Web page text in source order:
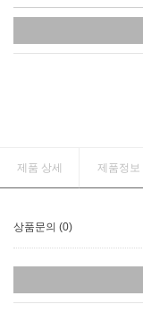
제품 상세 제품정보
상품문의 (0)